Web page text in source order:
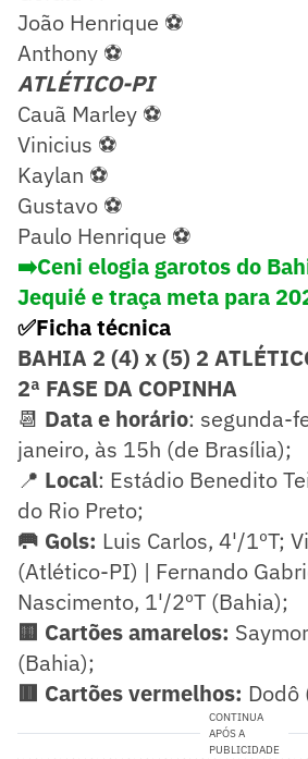
João Henrique ⚽
Anthony ⚽
ATLÉTICO-PI
Cauã Marley ⚽
Vinicius ⚽
Kaylan ⚽
Gustavo ⚽
Paulo Henrique ⚽
➡️Ceni elogia garotos do
Jequié e traça meta para
✅Ficha técnica
BAHIA 2 (4) x (5) 2
2ª FASE DA COPINHA
📆 Data e horário: segunda-
janeiro, às 15h (de Brasília);
📍 Local: Estádio Benedito
do Rio Preto;
🥅 Gols: Luis Carlos, 4'/1ºT;
(Atlético-PI) | Fernando
Nascimento, 1'/2ºT (Bahia);
🟨 Cartões amarelos:
(Bahia);
🟥 Cartões vermelhos: Dodô
CONTINUA
APÓS A
PUBLICIDADE